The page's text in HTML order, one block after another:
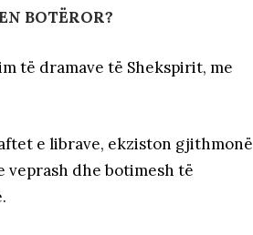
BOTËROR?
të dramave të Shekspirit, me
e librave, ekziston gjithmonë
dhe botimesh të